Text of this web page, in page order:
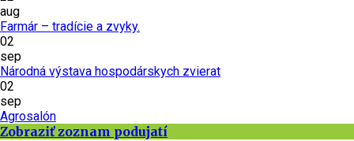
aug
Farmár – tradície a zvyky.
02
sep
Národná výstava hospodárskych zvierat
02
sep
Agrosalón
Zobraziť zoznam podujatí